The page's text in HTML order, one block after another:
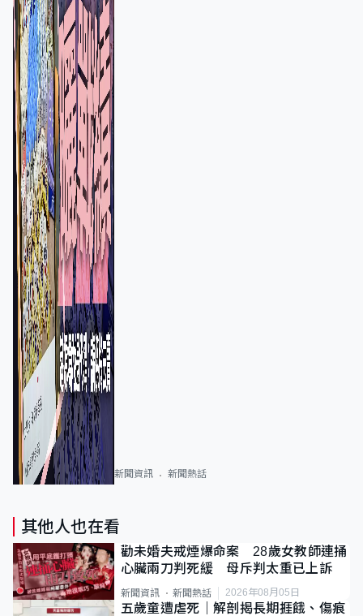
新聞資訊 新聞熱話
其他人也在看
勸未婚夫戒煙爆命案 28歲女教師連捅
心臟兩刀判死緩 母斥判太重已上訴
新聞資訊 新聞熱話 2026年08月05日
五歲童遭虐死｜解剖揭長期捱餓、傷痕